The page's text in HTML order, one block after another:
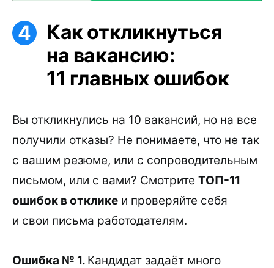
Как откликнуться
на вакансию:
11 главных ошибок
Вы откликнулись на 10 вакансий, но на все
получили отказы? Не понимаете, что не так
с вашим резюме, или с сопроводительным
письмом, или с вами? Смотрите ТОП-11
ошибок в отклике и проверяйте себя
и свои письма работодателям.
Ошибка № 1. Кандидат задаёт много